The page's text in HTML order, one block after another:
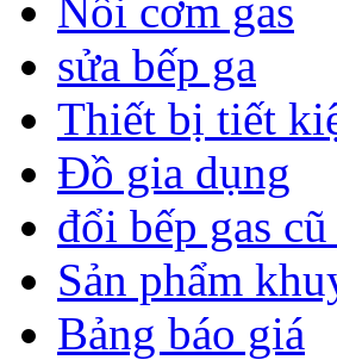
Nồi cơm gas
sửa bếp ga
Thiết bị tiết
Đồ gia dụng
đổi bếp gas
Sản phẩm
Bảng báo giá